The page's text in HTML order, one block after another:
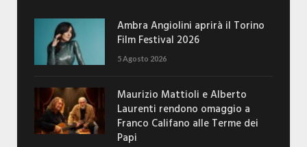
Ambra Angiolini aprirà il Torino
Film Festival 2026
5 Agosto 2026
Maurizio Mattioli e Alberto
Laurenti rendono omaggio a
Franco Califano alle Terme dei
Papi